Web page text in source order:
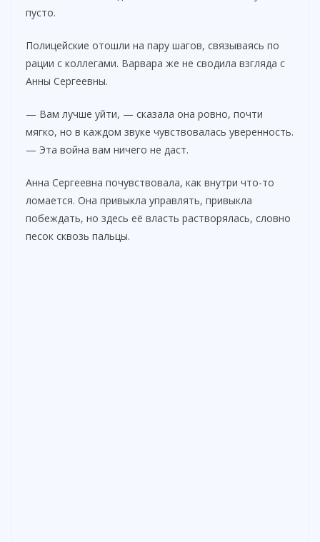
пусто.
Полицейские отошли на пару шагов, связываясь по
рации с коллегами. Варвара же не сводила взгляда с
Анны Сергеевны.
— Вам лучше уйти, — сказала она ровно, почти
мягко, но в каждом звуке чувствовалась уверенность.
— Эта война вам ничего не даст.
Анна Сергеевна почувствовала, как внутри что-то
ломается. Она привыкла управлять, привыкла
побеждать, но здесь её власть растворялась, словно
песок сквозь пальцы.